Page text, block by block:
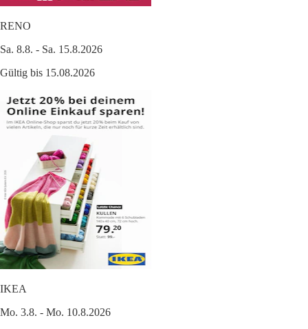
RENO
Sa. 8.8. - Sa. 15.8.2026
Gültig bis 15.08.2026
IKEA
Mo. 3.8. - Mo. 10.8.2026